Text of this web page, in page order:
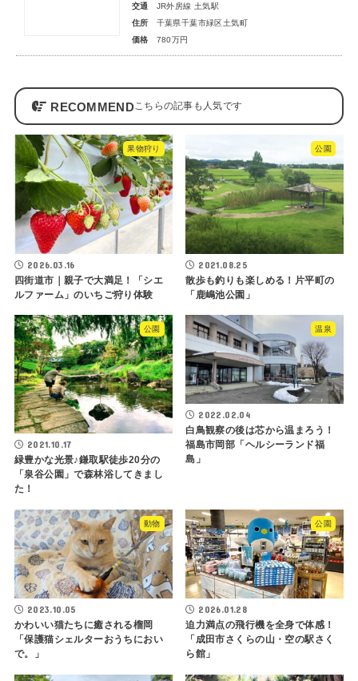
交通
JR外房線 土気駅
住所
千葉県千葉市緑区土気町
価格
780万円
RECOMMEND
果物狩り
2026.03.16
四街道市｜親子で大満足！「シエ
ルファーム」のいちご狩り体験
公園
2021.08.25
散歩も釣りも楽しめる！片平町の
「鹿嶋池公園」
公園
2021.10.17
緑豊かな光景♪鎌取駅徒歩20分の
「泉谷公園」で森林浴してきまし
た！
温泉
2022.02.04
白鳥観察の後は芯から温まろう！
福島市岡部「ヘルシーランド福
島」
動物
2023.10.05
かわいい猫たちに癒される榴岡
「保護猫シェルターおうちにおい
で。」
公園
2026.01.28
迫力満点の飛行機を全身で体感！
「成田市さくらの山・空の駅さく
ら館」